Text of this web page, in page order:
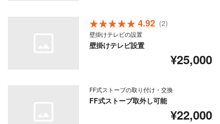
4.92 (2)
壁掛けテレビの設置
壁掛けテレビ設置
¥25,000
FF式ストーブの取り付け・交換
FF式ストーブ取外し可能
¥22,000